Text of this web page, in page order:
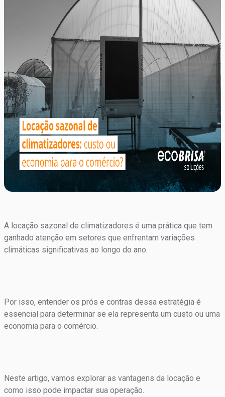
A locação sazonal de climatizadores é uma prática que tem
ganhado atenção em setores que enfrentam variações
climáticas significativas ao longo do ano.
Por isso, entender os prós e contras dessa estratégia é
essencial para determinar se ela representa um custo ou uma
economia para o comércio.
Neste artigo, vamos explorar as vantagens da locação e
como isso pode impactar sua operação.